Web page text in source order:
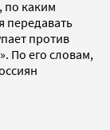
по каким
передавать
против
По его словам,